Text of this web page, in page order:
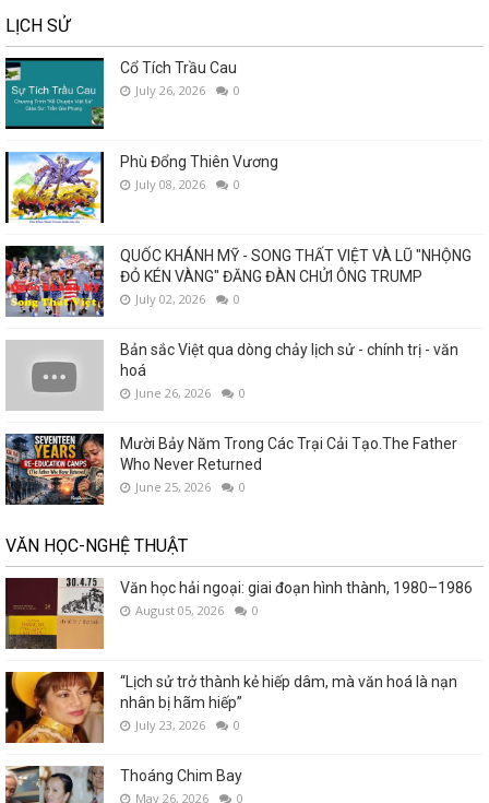
LỊCH SỬ
Cổ Tích Trầu Cau
July 26, 2026 0
Phù Đổng Thiên Vương
July 08, 2026 0
QUỐC KHÁNH MỸ - SONG THẤT VIỆT VÀ LŨ "NHỘNG
ĐỎ KÉN VÀNG" ĐĂNG ĐÀN CHỬI ÔNG TRUMP
July 02, 2026 0
Bản sắc Việt qua dòng chảy lịch sử - chính trị - văn
hoá
June 26, 2026 0
Mười Bảy Năm Trong Các Trại Cải Tạo.The Father
Who Never Returned
June 25, 2026 0
VĂN HỌC-NGHỆ THUẬT
Văn học hải ngoại: giai đoạn hình thành, 1980–1986
August 05, 2026 0
“Lịch sử trở thành kẻ hiếp dâm, mà văn hoá là nạn
nhân bị hãm hiếp”
July 23, 2026 0
Thoáng Chim Bay
May 26, 2026 0